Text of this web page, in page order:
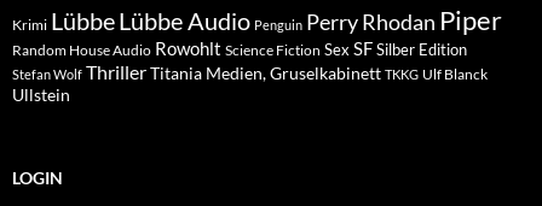
Krimi LübbeLübbe Audio Penguin Perry Rhodan Piper
Random House Audio Rowohlt Science Fiction Sex SFSilber Edition
Stefan Wolf ThrillerTitania Medien, Gruselkabinett TKKG Ulf Blanck
Ullstein
LOGIN